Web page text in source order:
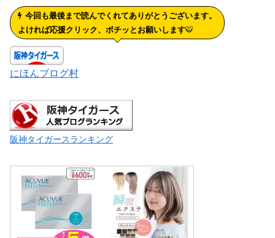
今回も最後まで読んでくれてありがとうございます。
よければ応援クリック、ポチッとお願いします🐯
にほんブログ村
阪神タイガースランキング